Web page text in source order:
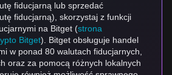
fiducjarną lub sprzedać
fiducjarną), skorzystaj z funkcji
na Bitget (strona
Bitget). Bitget obsługuje handel
w ponad 80 walutach fiducjarnych,
oraz za pomocą różnych lokalnych